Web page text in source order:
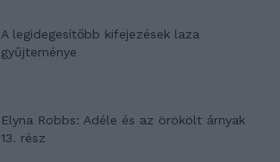
A legidegesítőbb kifejezések laza
gyűjteménye
Elyna Robbs: Adéle és az örökölt árnyak
13. rész